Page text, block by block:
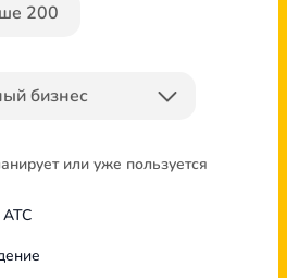
200
или уже пользуется
АТС